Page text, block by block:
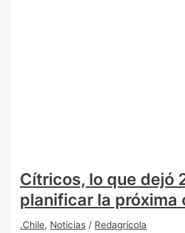
Cítricos, lo que dejó
planificar la próxima
.Chile, Noticias / Redagrícola